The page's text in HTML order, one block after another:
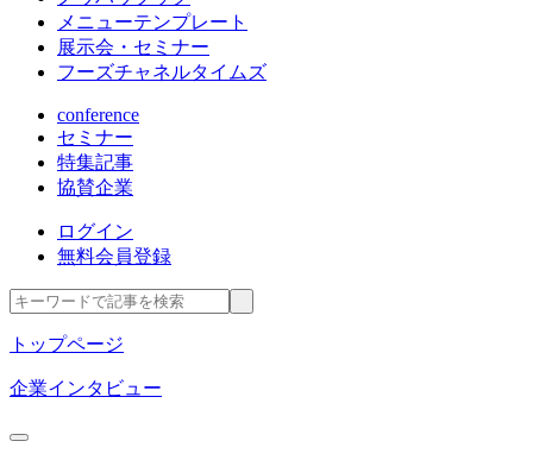
メニューテンプレート
展示会・セミナー
フーズチャネルタイムズ
conference
セミナー
特集記事
協賛企業
ログイン
無料会員登録
トップページ
企業インタビュー